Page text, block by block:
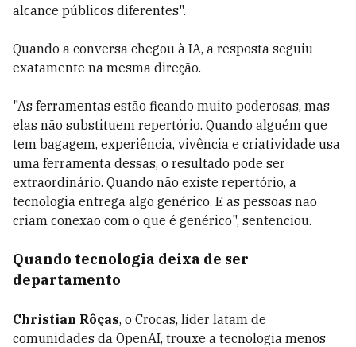
alcance públicos diferentes".
Quando a conversa chegou à IA, a resposta seguiu
exatamente na mesma direção.
"As ferramentas estão ficando muito poderosas, mas
elas não substituem repertório. Quando alguém que
tem bagagem, experiência, vivência e criatividade usa
uma ferramenta dessas, o resultado pode ser
extraordinário. Quando não existe repertório, a
tecnologia entrega algo genérico. E as pessoas não
criam conexão com o que é genérico", sentenciou.
Quando tecnologia deixa de ser
departamento
Christian Rôças, o Crocas, líder latam de
comunidades da OpenAI, trouxe a tecnologia menos